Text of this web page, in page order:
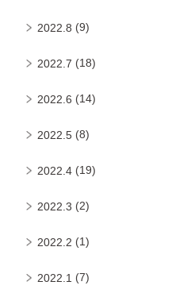
2022.8 (9)
2022.7 (18)
2022.6 (14)
2022.5 (8)
2022.4 (19)
2022.3 (2)
2022.2 (1)
2022.1 (7)